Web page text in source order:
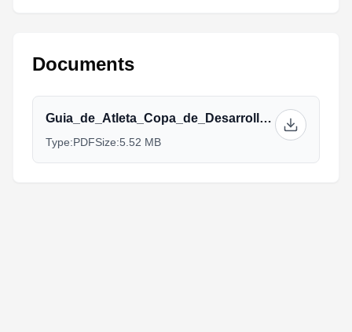
Documents
Guia_de_Atleta_Copa_de_Desarrollo_ASU_2023_(3).pdf
Type:PDFSize:5.52 MB